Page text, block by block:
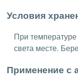
Условия
При
света месте.
Применение с